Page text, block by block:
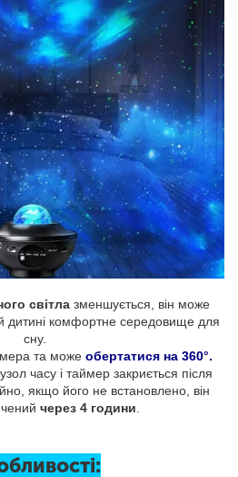
світлазменшується, він може
дитині комфортне середовище для
сну.
та може обертатися на 360°.
часу і таймер закриється після
якщо його не встановлено, він
через 4 години.